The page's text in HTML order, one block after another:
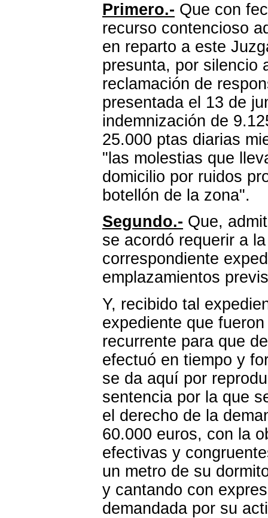
Primero.- Que con
recurso contencioso
en reparto a este
presunta, por silencio
reclamación de
presentada el 13 de
indemnización de
25.000 ptas diarias
"las molestias que
domicilio por ruidos
botellón de la zona".
Segundo.- Que,
se acordó requerir a
correspondiente
emplazamientos
Y, recibido tal
expediente que
recurrente para que
efectuó en tiempo y
se da aquí por
sentencia por la que
el derecho de la
60.000 euros, con la
efectivas y
un metro de su
y cantando con
demandada por su